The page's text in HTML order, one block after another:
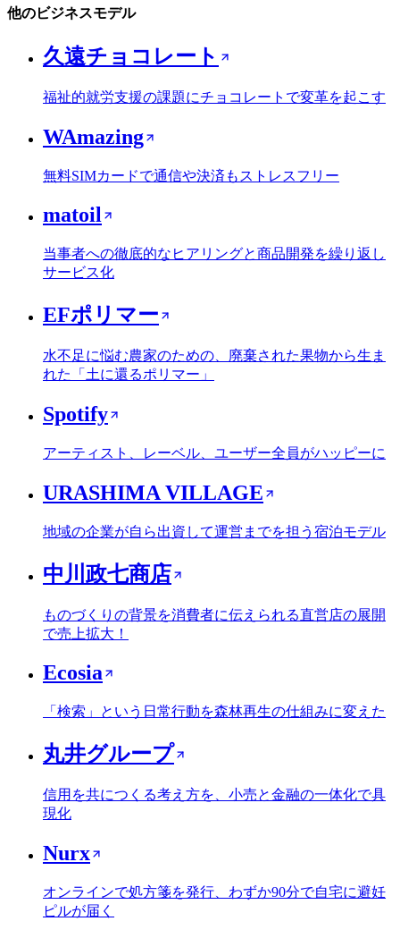
他のビジネスモデル
久遠チョコレート
福祉的就労支援の課題にチョコレートで変革を起こす
WAmazing
無料SIMカードで通信や決済もストレスフリー
matoil
当事者への徹底的なヒアリングと商品開発を繰り返し
サービス化
EFポリマー
水不足に悩む農家のための、廃棄された果物から生ま
れた「土に還るポリマー」
Spotify
アーティスト、レーベル、ユーザー全員がハッピーに
URASHIMA VILLAGE
地域の企業が自ら出資して運営までを担う宿泊モデル
中川政七商店
ものづくりの背景を消費者に伝えられる直営店の展開
で売上拡大！
Ecosia
「検索」という日常行動を森林再生の仕組みに変えた
丸井グループ
信用を共につくる考え方を、小売と金融の一体化で具
現化
Nurx
オンラインで処方箋を発行、わずか90分で自宅に避妊
ピルが届く